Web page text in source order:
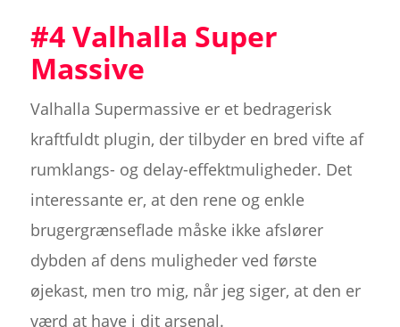
#4 Valhalla Super
Massive
Valhalla Supermassive er et bedragerisk
kraftfuldt plugin, der tilbyder en bred vifte af
rumklangs- og delay-effektmuligheder. Det
interessante er, at den rene og enkle
brugergrænseflade måske ikke afslører
dybden af dens muligheder ved første
øjekast, men tro mig, når jeg siger, at den er
værd at have i dit arsenal.